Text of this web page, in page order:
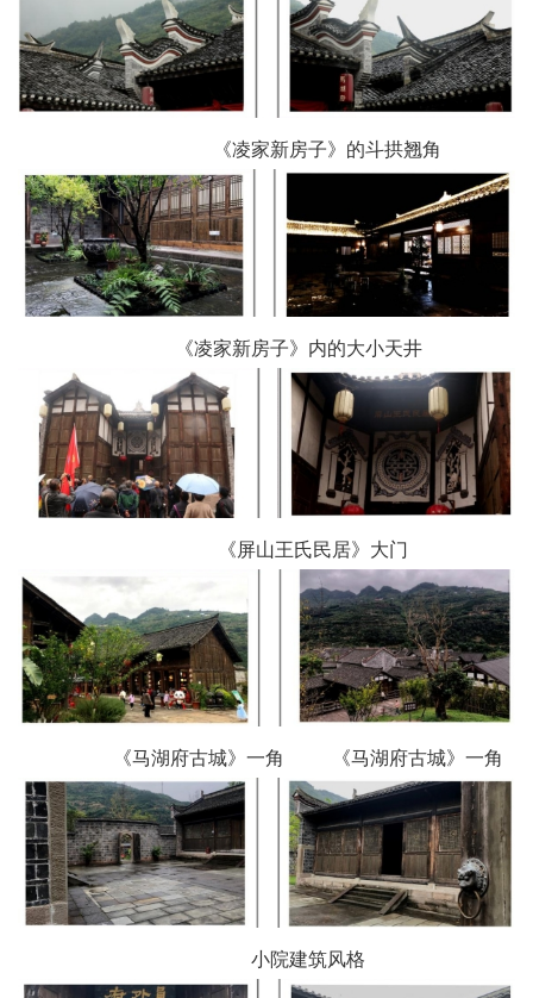
《凌家新房子》的斗拱翘角
《凌家新房子》内的大小天井
《屏山王氏民居》大门
《马湖府古城》一角 《马湖府古城》一角
小院建筑风格